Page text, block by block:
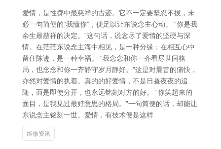
爱情，是性掷中最慈祥的古迹。它不一定要坚忍不拔，未
必一句简便的“我懂你”，便足以让东说念主心动。 “你是我
余生最慈祥的决定。”这句话，说念尽了爱情的坚硬与深
情。在茫茫东说念主海中相见，是一种分缘；在相互心中
留住陈迹，是一种幸福。 “我念念和你一齐看尽世间格
局，也念念和你一齐静守岁月静好。”这是对曩昔的痛快，
亦然对爱情的执着。真的的好爱情，不是日昼夜夜的追
随，而是即使分开，也永远铭刻对方的好。 “你笑起来的
面目，是我见过最好意思的格局。”一句简便的话，却能让
东说念主铭刻一世。爱情，有技术便是这样
维修资讯